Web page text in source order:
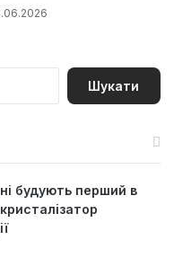
П
будують перший в